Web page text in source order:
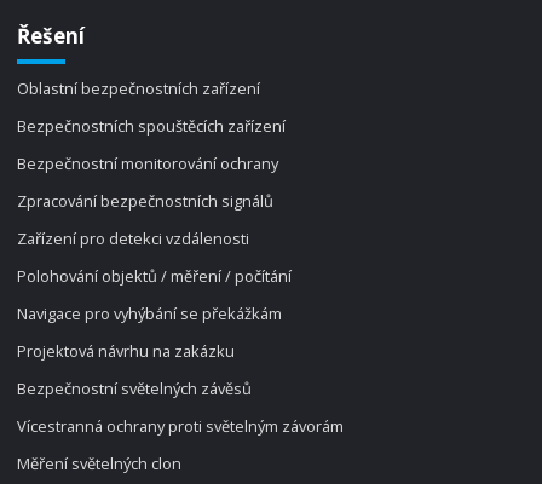
Řešení
Oblastní bezpečnostních zařízení
Bezpečnostních spouštěcích zařízení
Bezpečnostní monitorování ochrany
Zpracování bezpečnostních signálů
Zařízení pro detekci vzdálenosti
Polohování objektů / měření / počítání
Navigace pro vyhýbání se překážkám
Projektová návrhu na zakázku
Bezpečnostní světelných závěsů
Vícestranná ochrany proti světelným závorám
Měření světelných clon